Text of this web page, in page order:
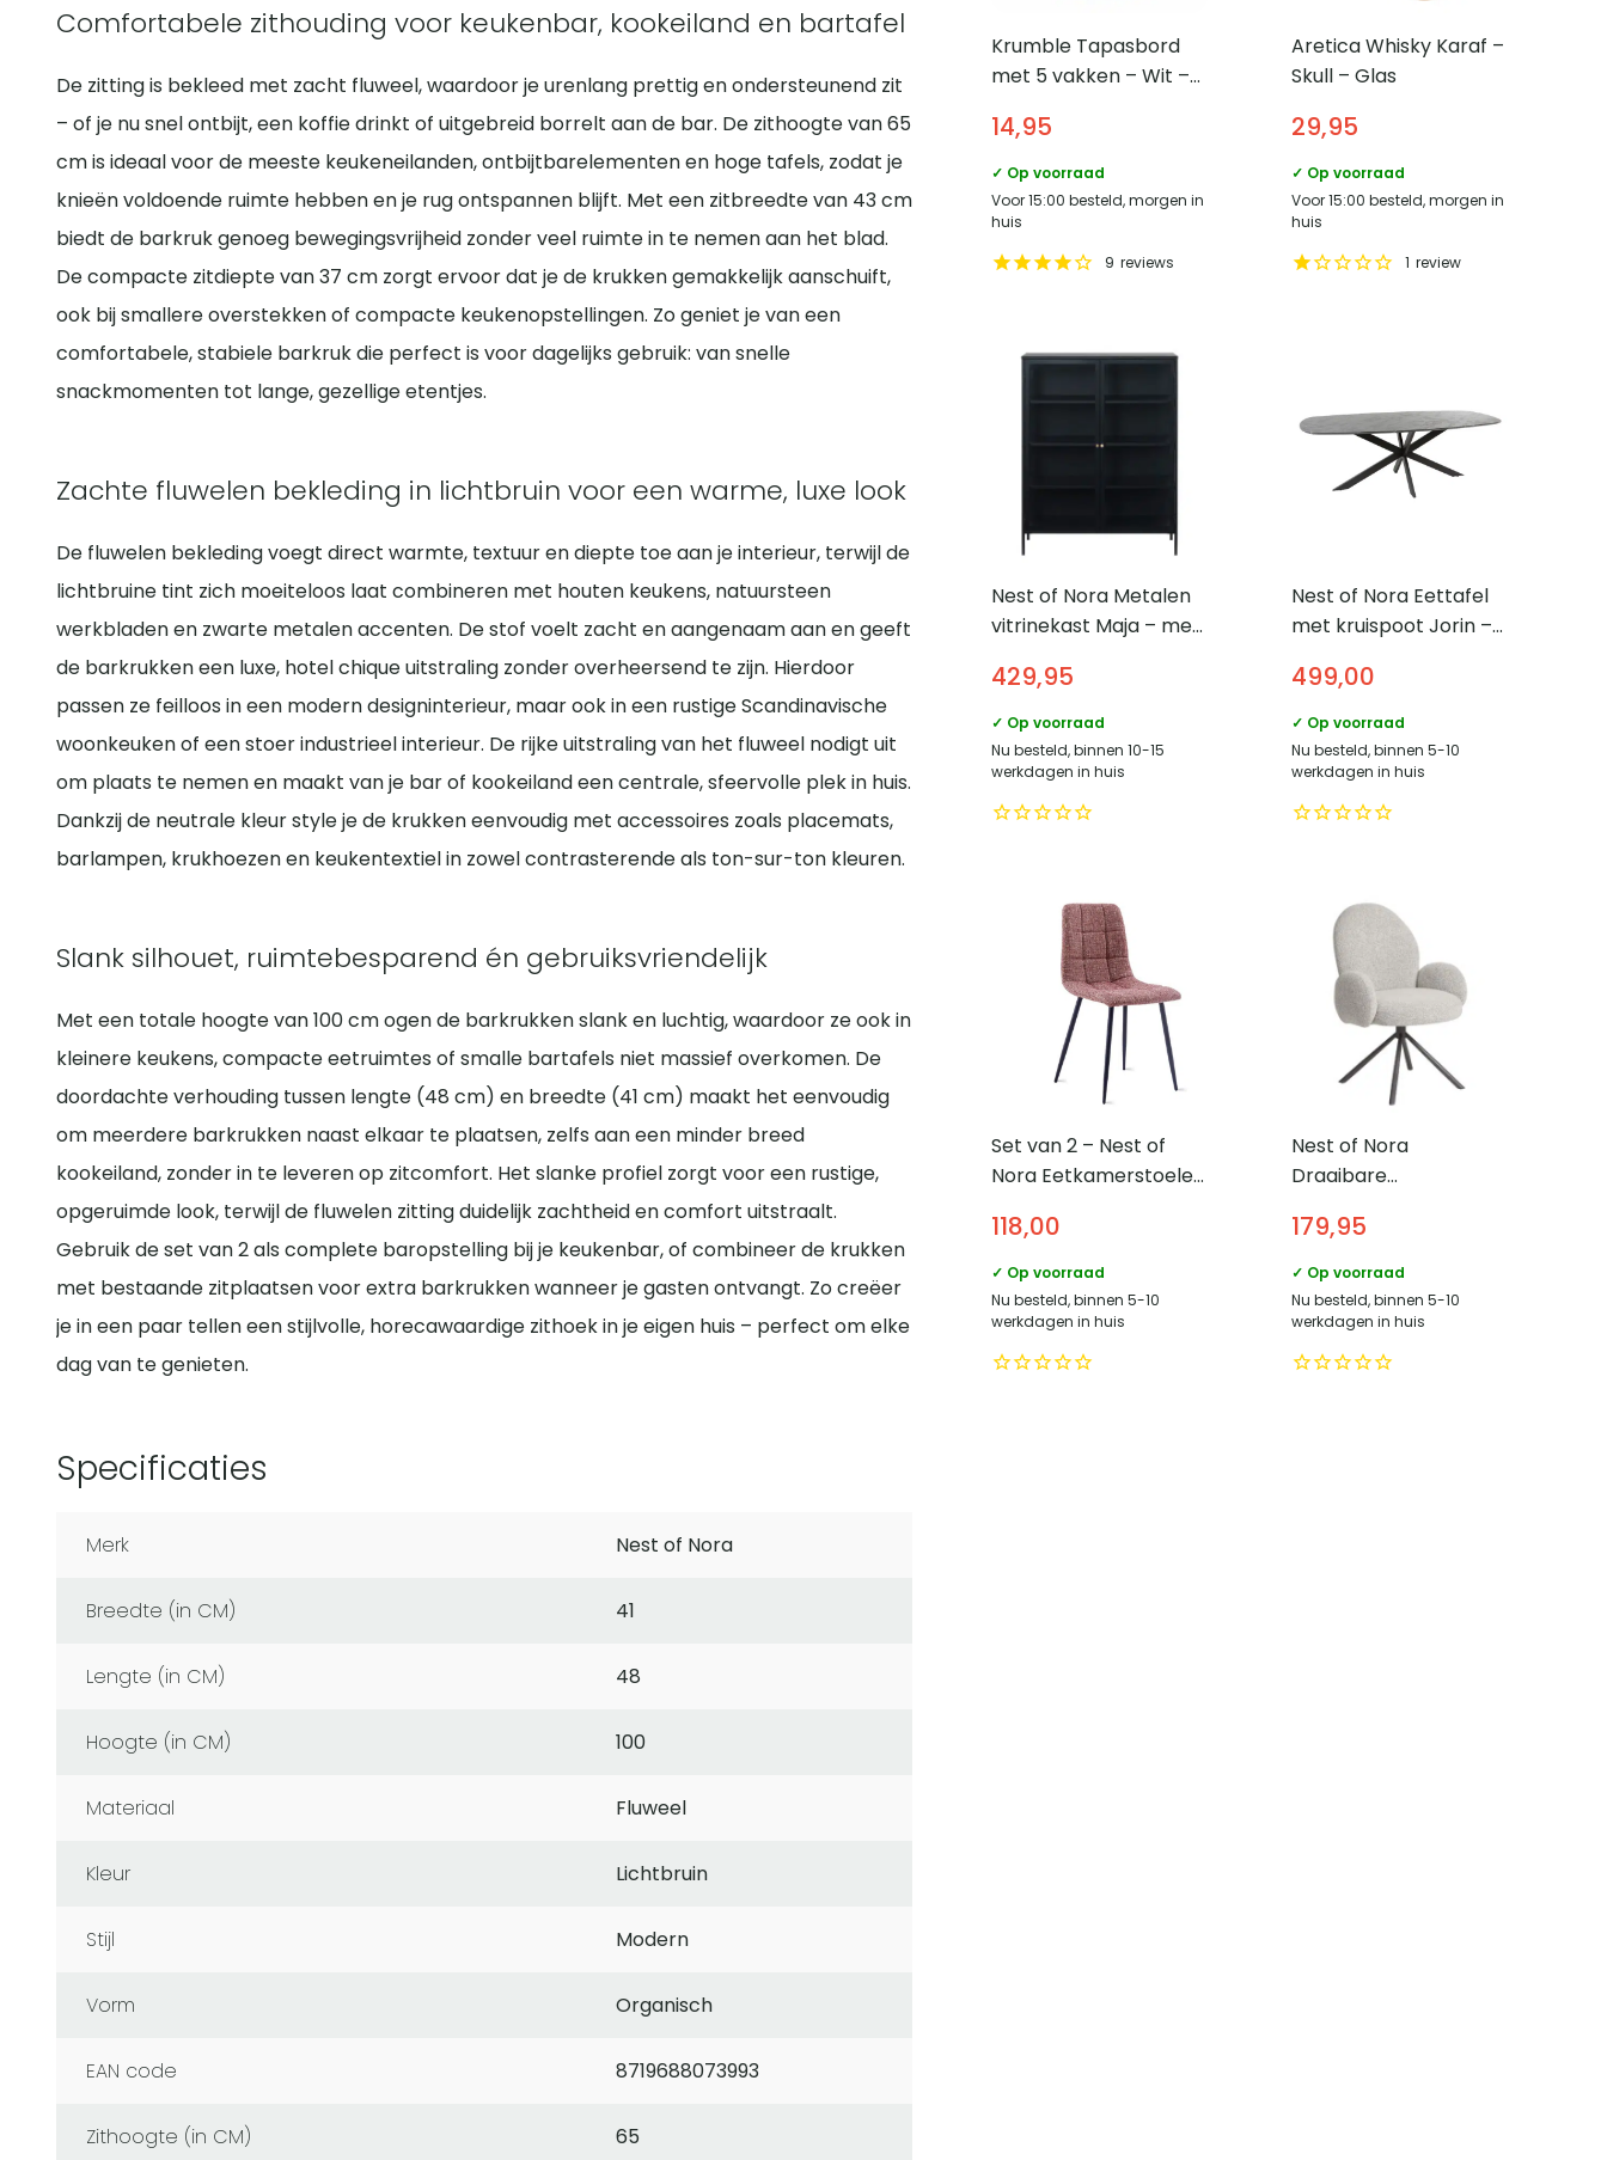
Comfortabele zithouding voor keukenbar, kookeiland en bartafel
De zitting is bekleed met zacht fluweel, waardoor je urenlang prettig en ondersteunend zit
– of je nu snel ontbijt, een koffie drinkt of uitgebreid borrelt aan de bar. De zithoogte van 65
cm is ideaal voor de meeste keukeneilanden, ontbijtbarelementen en hoge tafels, zodat je
knieën voldoende ruimte hebben en je rug ontspannen blijft. Met een zitbreedte van 43 cm
biedt de barkruk genoeg bewegingsvrijheid zonder veel ruimte in te nemen aan het blad.
De compacte zitdiepte van 37 cm zorgt ervoor dat je de krukken gemakkelijk aanschuift,
ook bij smallere overstekken of compacte keukenopstellingen. Zo geniet je van een
comfortabele, stabiele barkruk die perfect is voor dagelijks gebruik: van snelle
snackmomenten tot lange, gezellige etentjes.
Zachte fluwelen bekleding in lichtbruin voor een warme, luxe look
De fluwelen bekleding voegt direct warmte, textuur en diepte toe aan je interieur, terwijl de
lichtbruine tint zich moeiteloos laat combineren met houten keukens, natuursteen
werkbladen en zwarte metalen accenten. De stof voelt zacht en aangenaam aan en geeft
de barkrukken een luxe, hotel chique uitstraling zonder overheersend te zijn. Hierdoor
passen ze feilloos in een modern designinterieur, maar ook in een rustige Scandinavische
woonkeuken of een stoer industrieel interieur. De rijke uitstraling van het fluweel nodigt uit
om plaats te nemen en maakt van je bar of kookeiland een centrale, sfeervolle plek in huis.
Dankzij de neutrale kleur style je de krukken eenvoudig met accessoires zoals placemats,
barlampen, krukhoezen en keukentextiel in zowel contrasterende als ton-sur-ton kleuren.
Slank silhouet, ruimtebesparend én gebruiksvriendelijk
Met een totale hoogte van 100 cm ogen de barkrukken slank en luchtig, waardoor ze ook in
kleinere keukens, compacte eetruimtes of smalle bartafels niet massief overkomen. De
doordachte verhouding tussen lengte (48 cm) en breedte (41 cm) maakt het eenvoudig
om meerdere barkrukken naast elkaar te plaatsen, zelfs aan een minder breed
kookeiland, zonder in te leveren op zitcomfort. Het slanke profiel zorgt voor een rustige,
opgeruimde look, terwijl de fluwelen zitting duidelijk zachtheid en comfort uitstraalt.
Gebruik de set van 2 als complete baropstelling bij je keukenbar, of combineer de krukken
met bestaande zitplaatsen voor extra barkrukken wanneer je gasten ontvangt. Zo creëer
je in een paar tellen een stijlvolle, horecawaardige zithoek in je eigen huis – perfect om elke
dag van te genieten.
Specificaties
Merk Nest of Nora
Breedte (in CM) 41
Lengte (in CM) 48
Hoogte (in CM) 100
Materiaal Fluweel
Kleur Lichtbruin
Stijl Modern
Vorm Organisch
EAN code 8719688073993
Zithoogte (in CM) 65
Krumble Tapasbord
met 5 vakken – Wit –
14,95
✓ Op voorraad
Voor 15:00 besteld, morgen in
huis
9 reviews
Aretica Whisky Karaf –
Skull – Glas
29,95
✓ Op voorraad
Voor 15:00 besteld, morgen in
huis
1 review
Nest of Nora Metalen
vitrinekast Maja – met
cm – Zwart
429,95
✓ Op voorraad
Nu besteld, binnen 10-15
werkdagen in huis
Nest of Nora Eettafel
met kruispoot Jorin –
Grafiet
499,00
✓ Op voorraad
Nu besteld, binnen 5-10
werkdagen in huis
Set van 2 – Nest of
Nora Eetkamerstoelen
118,00
✓ Op voorraad
Nu besteld, binnen 5-10
werkdagen in huis
Nest of Nora
Draaibare
armleuning grijze
poten – Bouclé – Sand
179,95
✓ Op voorraad
Nu besteld, binnen 5-10
werkdagen in huis